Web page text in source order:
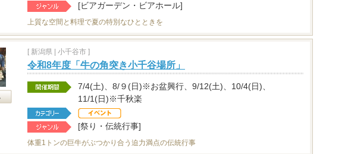
[ビアガーデン・ビアホール]
上質な空間と料理で夏の特別なひとときを
[ 新潟県 小千谷市 ]
令和8年度「牛の角突き小千谷場所」
7/4(土)、8/９(日)※お盆興行、9/12(土)、10/4(日)、
11/1(日)※千秋楽
[祭り・伝統行事]
体重1トンの巨牛がぶつかり合う迫力満点の伝統行事